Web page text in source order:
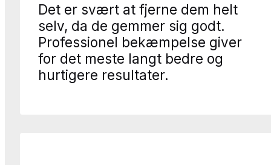
Det er svært at fjerne dem helt
selv, da de gemmer sig godt.
Professionel bekæmpelse giver
for det meste langt bedre og
hurtigere resultater.